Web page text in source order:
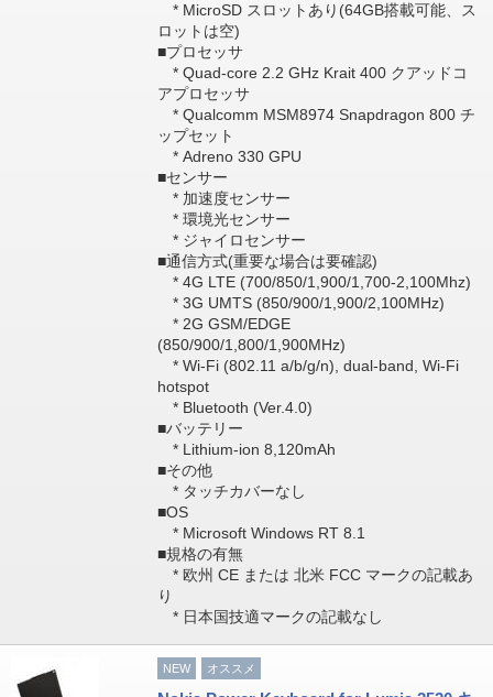
* MicroSD スロットあり(64GB搭載可能、ス
ロットは空)
■プロセッサ
* Quad-core 2.2 GHz Krait 400 クアッドコ
アプロセッサ
* Qualcomm MSM8974 Snapdragon 800 チ
ップセット
* Adreno 330 GPU
■センサー
* 加速度センサー
* 環境光センサー
* ジャイロセンサー
■通信方式(重要な場合は要確認)
* 4G LTE (700/850/1,900/1,700-2,100Mhz)
* 3G UMTS (850/900/1,900/2,100MHz)
* 2G GSM/EDGE
(850/900/1,800/1,900MHz)
* Wi-Fi (802.11 a/b/g/n), dual-band, Wi-Fi
hotspot
* Bluetooth (Ver.4.0)
■バッテリー
* Lithium-ion 8,120mAh
■その他
* タッチカバーなし
■OS
* Microsoft Windows RT 8.1
■規格の有無
* 欧州 CE または 北米 FCC マークの記載あ
り
* 日本国技適マークの記載なし
NEW オススメ